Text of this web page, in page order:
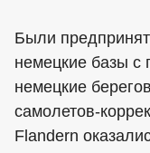
Были
немецкие базы
немецкие
самолетов-
Flandern